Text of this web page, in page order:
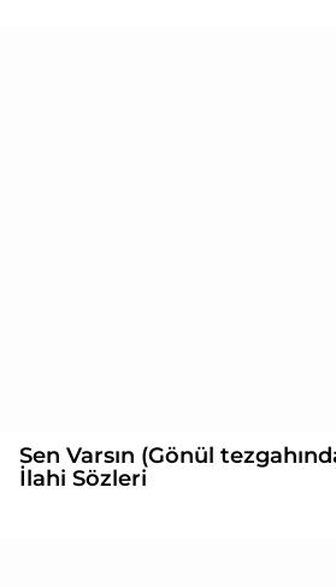
Sen Varsın (Gönül
İlahi Sözleri